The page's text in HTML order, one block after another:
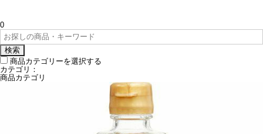
0
検索
商品カテゴリーを選択する
カテゴリ：
商品カテゴリ